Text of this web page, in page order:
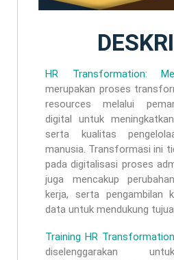
HR Transformation:
merupakan proses
resources melalui
digital untuk
serta kualitas
manusia. Transformasi ini
pada digitalisasi proses
juga mencakup
kerja, serta pengambilan
data untuk mendukung
Training HR
diselenggarakan